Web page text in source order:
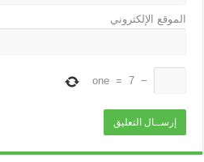
الموقع الإلكتروني
−
7
=
one